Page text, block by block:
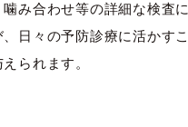
み合わせ等の詳細な検査
日々の予防診療に活かす
られます。